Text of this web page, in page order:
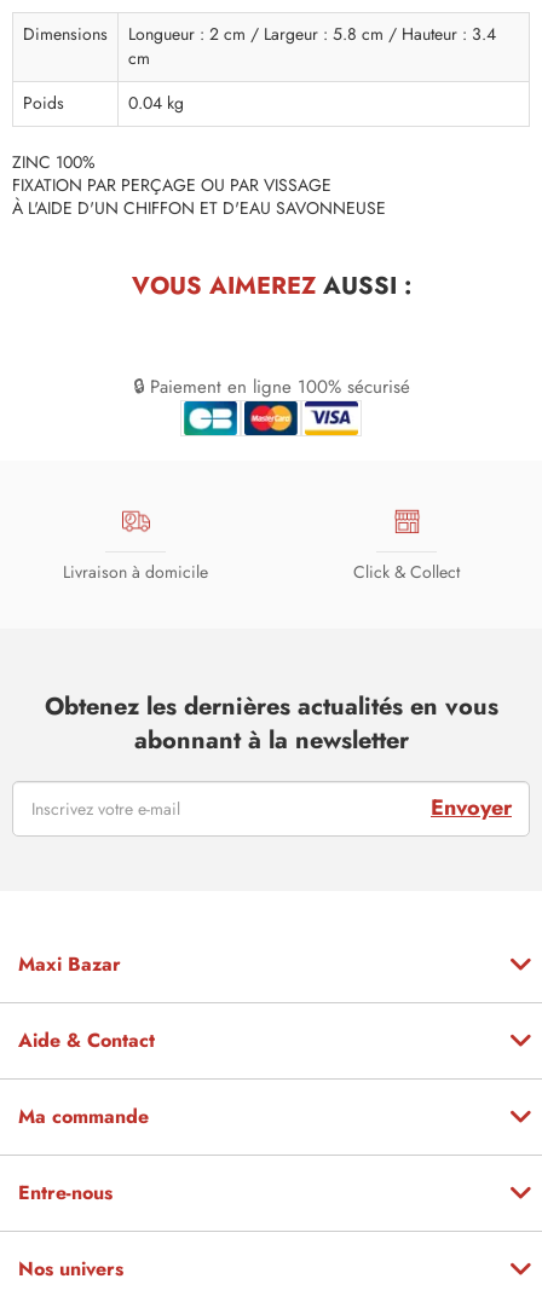
Dimensions
Longueur : 2 cm / Largeur : 5.8 cm / Hauteur : 3.4
cm
Poids
0.04 kg
ZINC 100%
FIXATION PAR PERÇAGE OU PAR VISSAGE
À L'AIDE D'UN CHIFFON ET D'EAU SAVONNEUSE
VOUS AIMEREZAUSSI :
🔒 Paiement en ligne 100% sécurisé
Livraison à domicile Click & Collect
Obtenez les dernières actualités en vous
abonnant à la newsletter
Envoyer
Maxi Bazar
Aide & Contact
Ma commande
Entre-nous
Nos univers